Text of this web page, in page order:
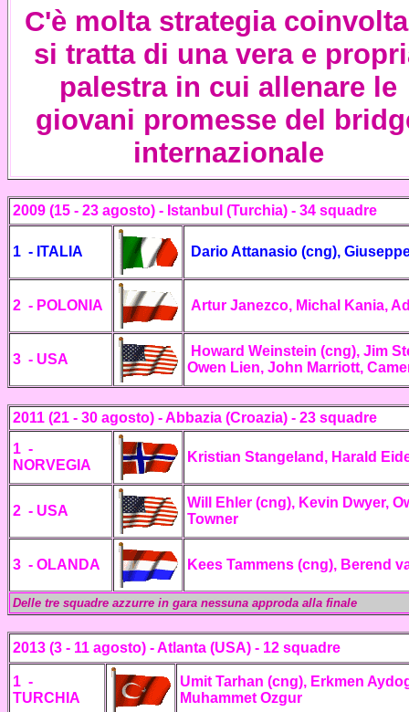
C'è molta strategia
si tratta di una vera e
palestra in cui allenare le
giovani promesse del
internazionale
2009 (15 - 23 agosto) - Istanbul (Turchia) - 34 squadre
1 - ITALIA Dario Attanasio (cng),
2 - POLONIA Artur Janezco, Michal Kania,
3 - USA
Howard Weinstein (cng), Jim
Owen Lien, John Marriott,
2011 (21 - 30 agosto) -Abbazia (Croazia) - 23 squadre
1 -
NORVEGIA
Kristian Stangeland, Harald
2 - USA
Will Ehler (cng), Kevin Dwyer,
Towner
3 - OLANDA Kees Tammens (cng), Berend
Delle tre squadre azzurre in gara nessuna approda alla finale
2013 (3 - 11 agosto) - Atlanta (USA) - 12 squadre
1 -
TURCHIA
Umit Tarhan (cng), Erkmen
Muhammet Ozgur